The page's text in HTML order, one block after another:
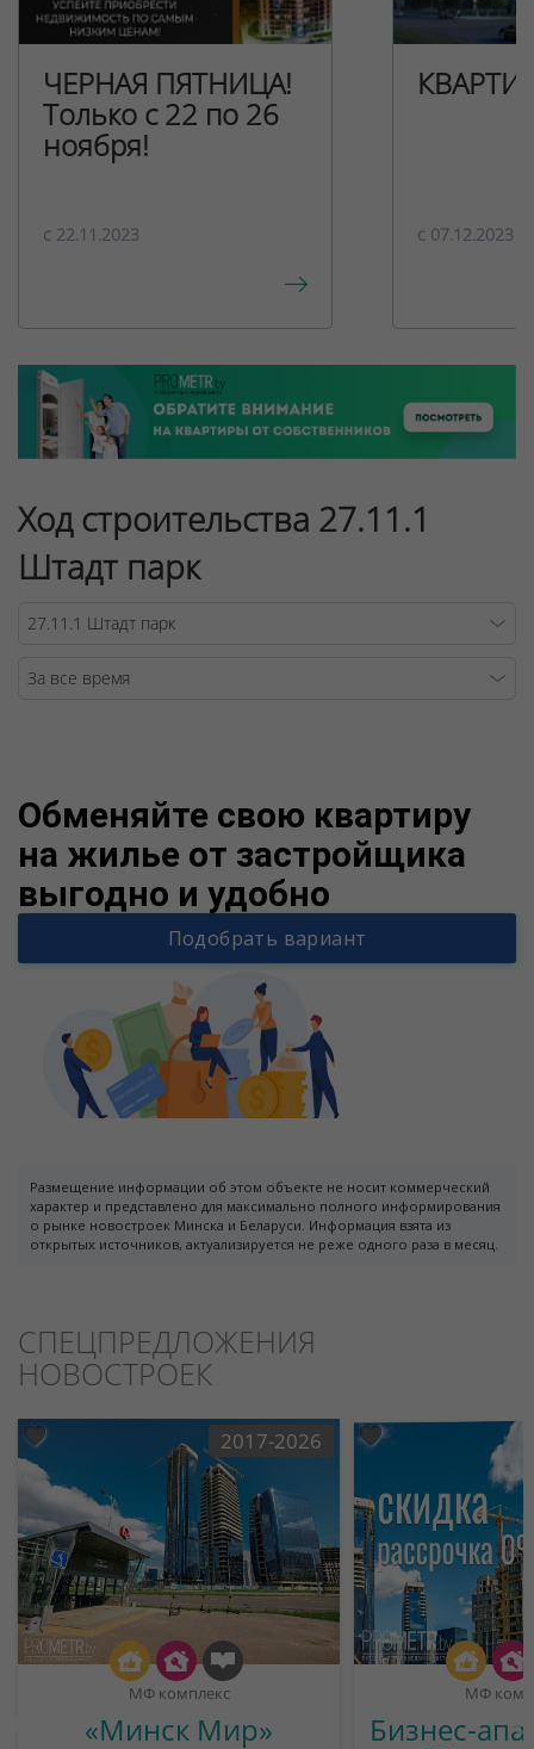
ЧЕРНАЯ ПЯТНИЦА!
Только с 22 по 26
ноября!
c 22.11.2023 c 07.12.2023
Ход строительства 27.11.1
Штадт парк
Обменяйте свою квартиру
на жилье от застройщика
выгодно и удобно
Подобрать вариант
Размещение информации об этом объекте не носит коммерческий
характер и представлено для максимально полного информирования
о рынке новостроек Минска и Беларуси. Информация взята из
открытых источников, актуализируется не реже одного раза в месяц.
СПЕЦПРЕДЛОЖЕНИЯ
НОВОСТРОЕК
2017-2026
МФ комплекс
«Минск Мир»
МФ
Бизнес-